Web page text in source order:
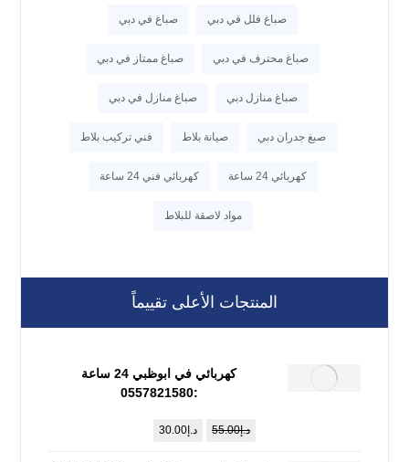
صباغ فلل في دبي صباغ في دبي
صباغ محترف في دبي صباغ ممتاز في دبي
صباغ منازل دبي صباغ منازل في دبي
صبغ جدران دبي صيانة بلاط فني تركيب بلاط
كهربائي 24 ساعة كهربائي فني 24 ساعة
مواد لاصقة للبلاط
المنتجات الأعلى تقييماً
كهربائي في ابوظبي 24 ساعة
:0557821580
د.إ55.00 د.إ 30.00